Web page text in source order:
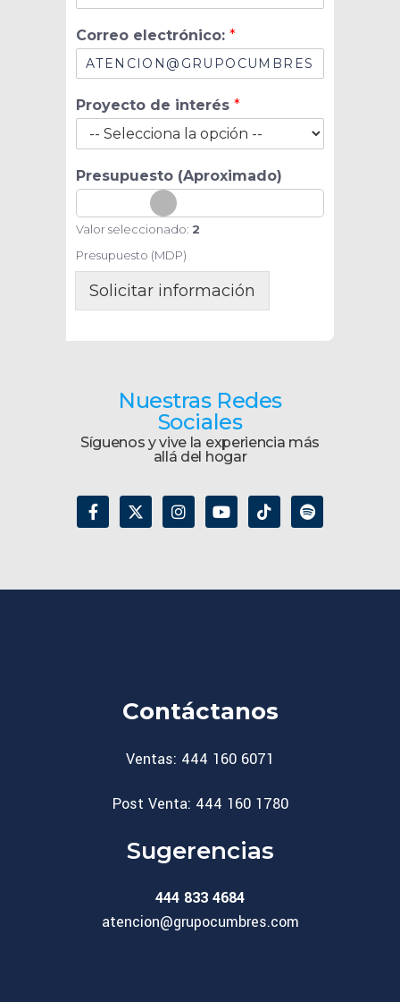
n
t
o
d
e
i
t
e
r
s
Correo electrónico: *
Proyecto de interés *
Presupuesto (Aproximado)
Valor seleccionado: 2
Presupuesto (MDP)
Solicitar información
Nuestras Redes
Sociales
Síguenos y vive la experiencia más
allá del hogar
Contáctanos
Ventas: 444 160 6071
Post Venta: 444 160 1780
Sugerencias
444 833 4684
atencion@grupocumbres.com